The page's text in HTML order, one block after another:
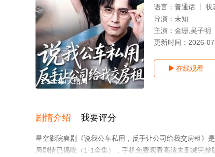
1-1全集/大结局
语言： 普通话 状
导演： 未知
主演： 金珊,吴子明
更新时间： 2026-
 在线观看
剧情介绍 我要评分
星空影院爽剧《说我公车私用，反手让公司给我交房租》
局剧情已揭晓（1-1全集），手机免费观看高清未删减完